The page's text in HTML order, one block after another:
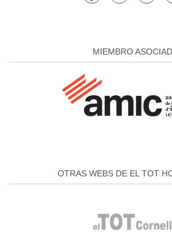
MIEMBRO
OTRAS WEBS DE EL TOT